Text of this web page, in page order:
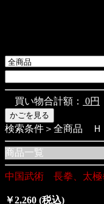
買い物合計額： 0円
検索条件＞全商品 Ｈ
商品一覧
中国武術 長拳、太
￥2,260 (税込)